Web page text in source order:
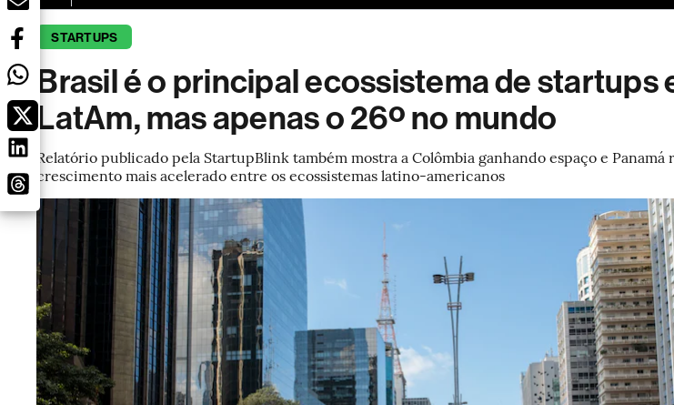
STARTUPS
Brasil é o principal ecossistema de startups
LatAm, mas apenas o 26º no mundo
Relatório publicado pela StartupBlink também mostra a Colômbia ganhando espaço e Panamá
crescimento mais acelerado entre os ecossistemas latino-americanos